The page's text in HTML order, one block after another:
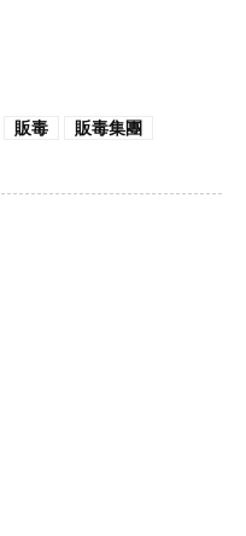
販毒 販毒集團